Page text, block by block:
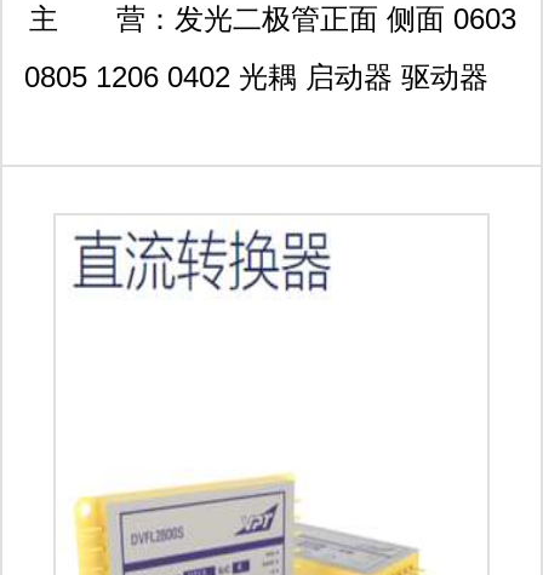
（赛格广场68楼6809a）
主 营： 发光二极管正面 侧面 0603
0805 1206 0402 光耦 启动器 驱动器
817 816 814 moc3020 moc3021
3 ltv-214 ltv-217 传感器 环境光传感器
距离传感器 rgb颜色传感器 色温传感器